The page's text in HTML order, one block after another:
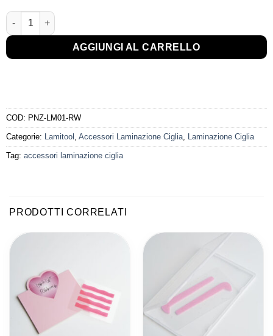
Helper Laminazione Ciglia / Rainbow quantità
AGGIUNGI AL CARRELLO
COD: PNZ-LM01-RW
Categorie: Lamitool Accessori Laminazione Ciglia Laminazione Ciglia
Tag: accessori laminazione ciglia
PRODOTTI CORRELATI